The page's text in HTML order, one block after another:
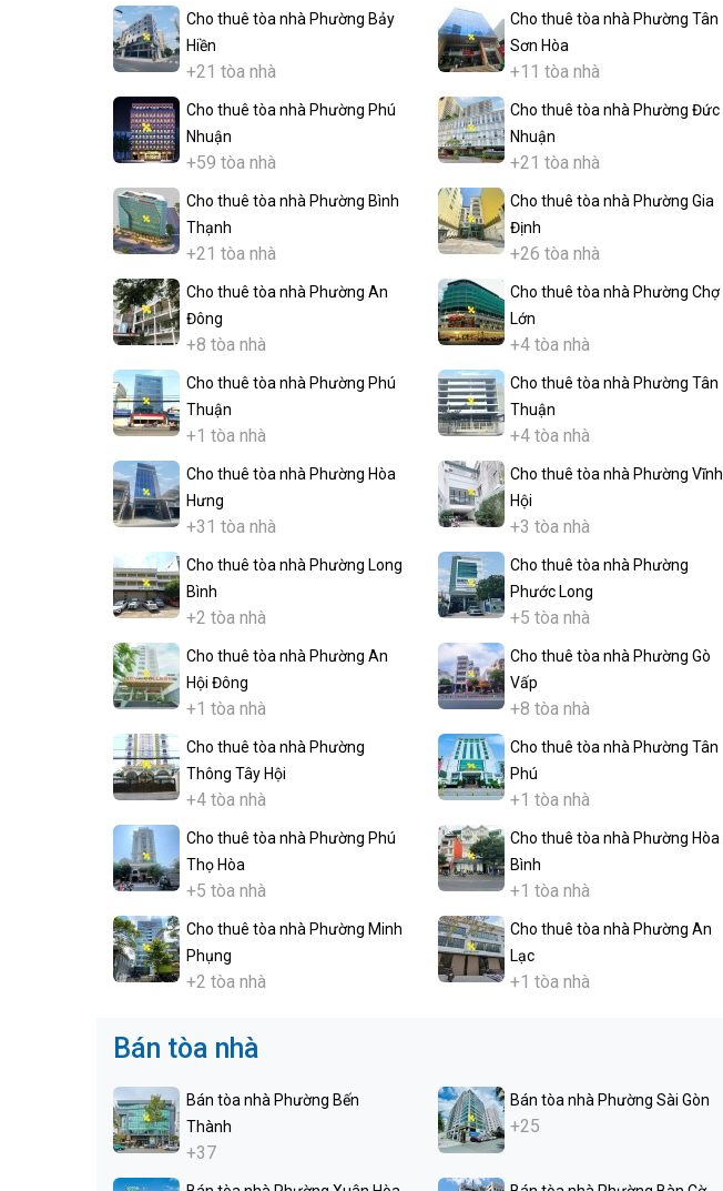
Cho thuê tòa nhà Phường Bảy
Hiền
+21 tòa nhà
Cho thuê tòa nhà Phường Tân
Sơn Hòa
+11 tòa nhà
Cho thuê tòa nhà Phường Phú
Nhuận
+59 tòa nhà
Cho thuê tòa nhà Phường Đức
Nhuận
+21 tòa nhà
Cho thuê tòa nhà Phường Bình
Thạnh
+21 tòa nhà
Cho thuê tòa nhà Phường Gia
Định
+26 tòa nhà
Cho thuê tòa nhà Phường An
Đông
+8 tòa nhà
Cho thuê tòa nhà Phường Chợ
Lớn
+4 tòa nhà
Cho thuê tòa nhà Phường Phú
Thuận
+1 tòa nhà
Cho thuê tòa nhà Phường Tân
Thuận
+4 tòa nhà
Cho thuê tòa nhà Phường Hòa
Hưng
+31 tòa nhà
Cho thuê tòa nhà Phường Vĩnh
Hội
+3 tòa nhà
Cho thuê tòa nhà Phường Long
Bình
+2 tòa nhà
Cho thuê tòa nhà Phường
Phước Long
+5 tòa nhà
Cho thuê tòa nhà Phường An
Hội Đông
+1 tòa nhà
Cho thuê tòa nhà Phường Gò
Vấp
+8 tòa nhà
Cho thuê tòa nhà Phường
Thông Tây Hội
+4 tòa nhà
Cho thuê tòa nhà Phường Tân
Phú
+1 tòa nhà
Cho thuê tòa nhà Phường Phú
Thọ Hòa
+5 tòa nhà
Cho thuê tòa nhà Phường Hòa
Bình
+1 tòa nhà
Cho thuê tòa nhà Phường Minh
Phụng
+2 tòa nhà
Cho thuê tòa nhà Phường An
Lạc
+1 tòa nhà
Bán tòa nhà
Bán tòa nhà Phường Bến
Thành
+37
Bán tòa nhà Phường Sài Gòn
+25